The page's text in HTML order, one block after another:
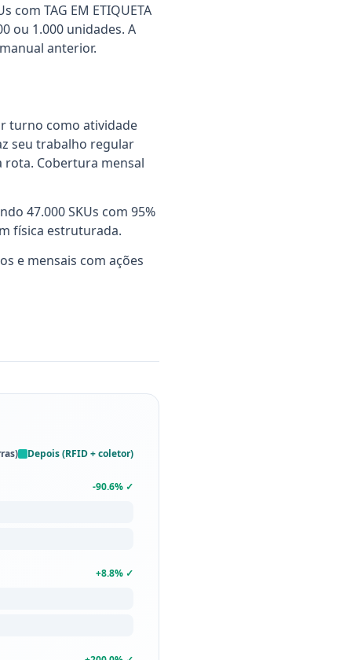
TAG EM ETIQUETA
ou 1.000 unidades. A
anterior.
turno como atividade
seu trabalho regular
rota. Cobertura mensal
47.000 SKUs com 95%
física estruturada.
e mensais com ações
Depois (RFID + coletor)
-90.6% ✓
+8.8% ✓